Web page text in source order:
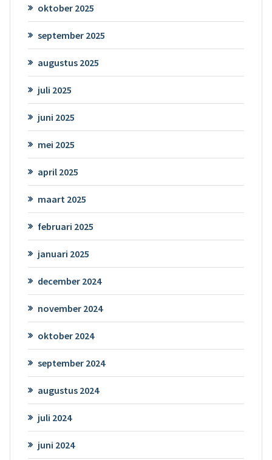
oktober 2025
september 2025
augustus 2025
juli 2025
juni 2025
mei 2025
april 2025
maart 2025
februari 2025
januari 2025
december 2024
november 2024
oktober 2024
september 2024
augustus 2024
juli 2024
juni 2024